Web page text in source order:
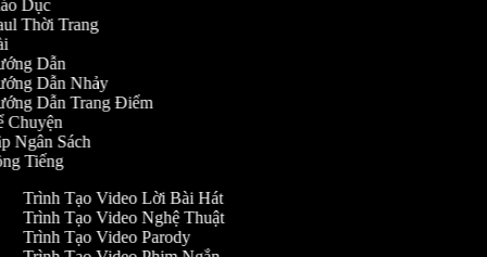
Dục
Thời Trang
Dẫn
Dẫn Nhảy
Dẫn Trang Điểm
Chuyện
Ngân Sách
Tiếng
Trình Tạo Video Lời Bài Hát
Trình Tạo Video Nghệ Thuật
Trình Tạo Video Parody